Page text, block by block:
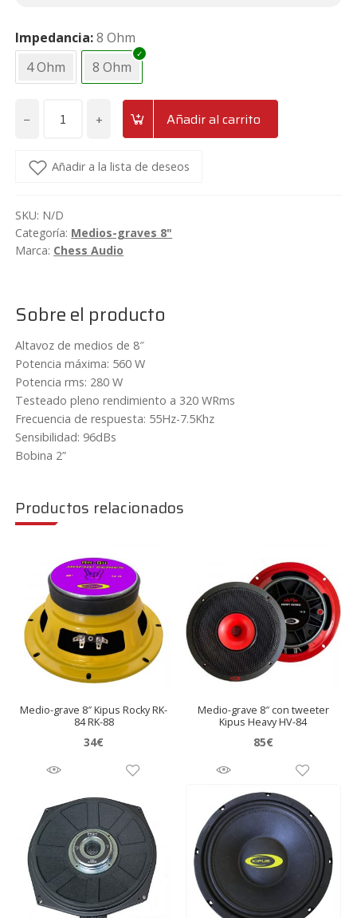
Impedancia 8 Ohm
4 Ohm
8 Ohm
−
de
Chess
Audio
ML84/ML88
+ Añadir al carrito
Añadir a la lista de deseos
SKU: N/D
Categoría: Medios-graves 8"
Marca: Chess Audio
Sobre el producto
Altavoz de medios de 8″
Potencia máxima: 560 W
Potencia rms: 280 W
Testeado pleno rendimiento a 320 WRms
Frecuencia de respuesta: 55Hz-7.5Khz
Sensibilidad: 96dBs
Bobina 2”
Productos relacionados
Medio-grave 8″ Kipus Rocky RK-
84 RK-88
34€
Medio-grave 8″ con tweeter
Kipus Heavy HV-84
85€